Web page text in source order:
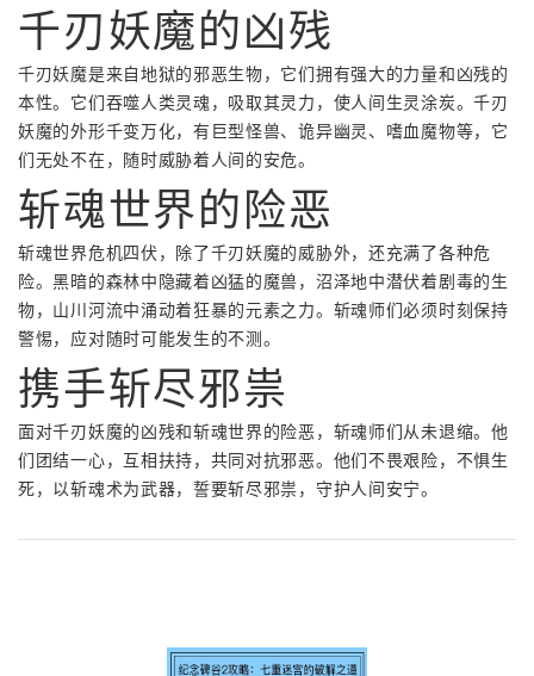
千刃妖魔的凶残
千刃妖魔是来自地狱的邪恶生物，它们拥有强大的力量和凶残的
本性。它们吞噬人类灵魂，吸取其灵力，使人间生灵涂炭。千刃
妖魔的外形千变万化，有巨型怪兽、诡异幽灵、嗜血魔物等，它
们无处不在，随时威胁着人间的安危。
斩魂世界的险恶
斩魂世界危机四伏，除了千刃妖魔的威胁外，还充满了各种危
险。黑暗的森林中隐藏着凶猛的魔兽，沼泽地中潜伏着剧毒的生
物，山川河流中涌动着狂暴的元素之力。斩魂师们必须时刻保持
警惕，应对随时可能发生的不测。
携手斩尽邪祟
面对千刃妖魔的凶残和斩魂世界的险恶，斩魂师们从未退缩。他
们团结一心，互相扶持，共同对抗邪恶。他们不畏艰险，不惧生
死，以斩魂术为武器，誓要斩尽邪祟，守护人间安宁。